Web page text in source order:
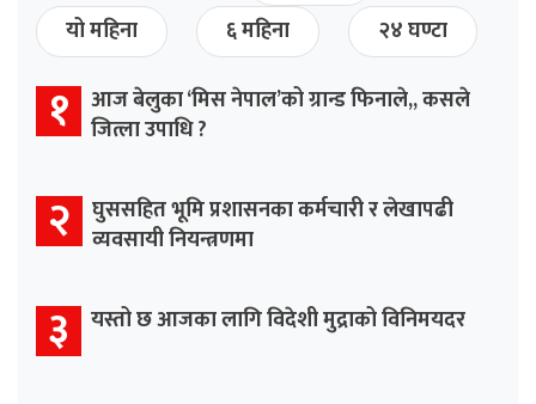
यो महिना
६ महिना २४ घण्टा
१ आज बेलुका ‘मिस नेपाल’को ग्रान्ड फिनाले,, कसले
जित्ला उपाधि ?
२ घुससहित भूमि प्रशासनका कर्मचारी र लेखापढी
व्यवसायी नियन्त्रणमा
३ यस्तो छ आजका लागि विदेशी मुद्राको विनिमयदर